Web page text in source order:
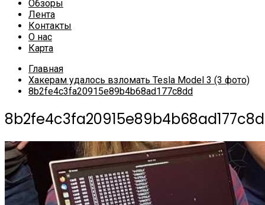
Обзоры
Лента
Контакты
О нас
Карта
Главная
Хакерам удалось взломать Tesla Model 3 (3 фото)
8b2fe4c3fa20915e89b4b68ad177c8dd